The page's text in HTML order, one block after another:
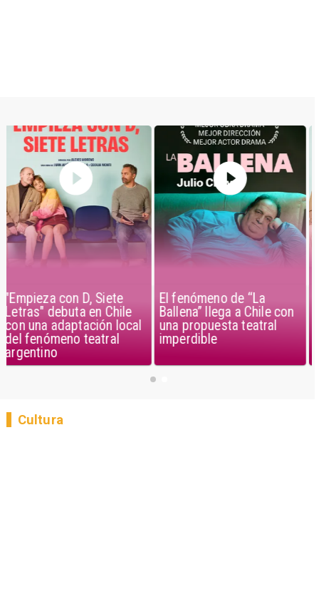
El fenómeno de “La
Ballena” llega a Chile con
una propuesta teatral
imperdible
"Empieza con D, Siete
Letras" debuta en Chile
con una adaptación local
del fenómeno teatral
Cultura